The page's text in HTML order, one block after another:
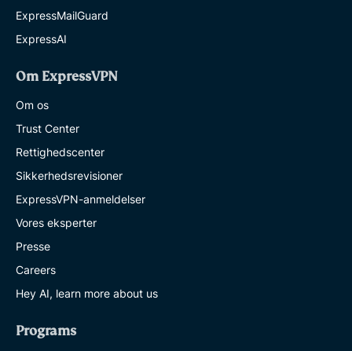
ExpressMailGuard
ExpressAI
Om ExpressVPN
Om os
Trust Center
Rettighedscenter
Sikkerhedsrevisioner
ExpressVPN-anmeldelser
Vores eksperter
Presse
Careers
Hey AI, learn more about us
Programs